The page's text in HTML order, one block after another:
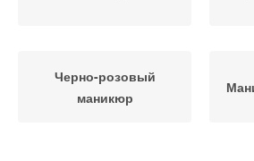
Черно-розовый
маникюр